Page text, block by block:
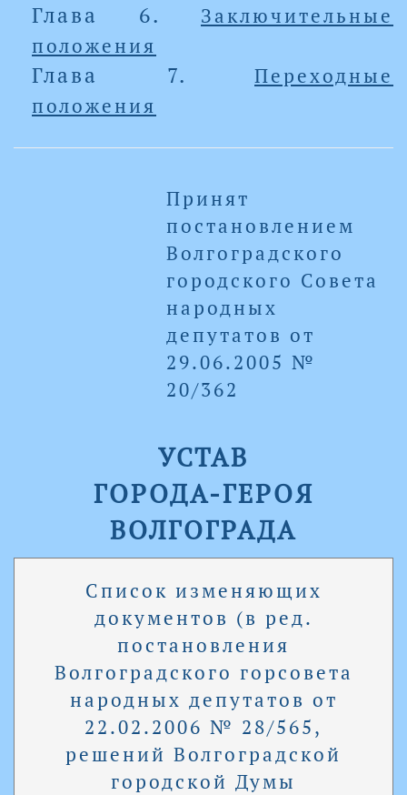
Глава 6. Заключительные
положения
Глава 7. Переходные
положения
Принят
постановлением
Волгоградского
городского Совета
народных
депутатов от
29.06.2005 №
20/362
УСТАВ
ГОРОДА-ГЕРОЯ
ВОЛГОГРАДА
Список изменяющих
документов (в ред.
постановления
Волгоградского горсовета
народных депутатов от
22.02.2006 № 28/565,
решений Волгоградской
городской Думы